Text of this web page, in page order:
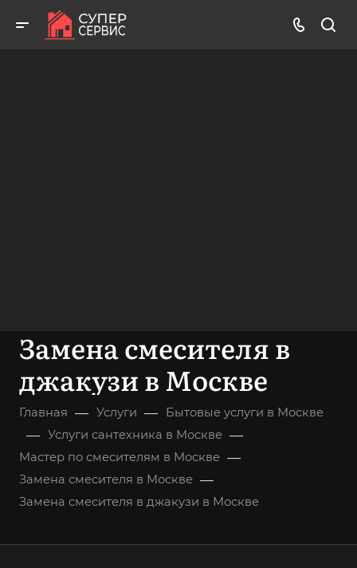
Замена смесителя в
джакузи в Москве
Главная — Услуги — Бытовые услуги в Москве
— Услуги сантехника в Москве —
Мастер по смесителям в Москве —
Замена смесителя в Москве —
Замена смесителя в джакузи в Москве